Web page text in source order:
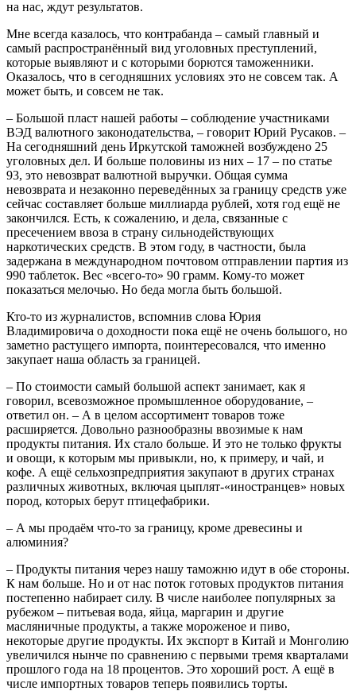
на нас, ждут результатов.
Мне всегда казалось, что контрабанда – самый главный и
самый распространённый вид уголовных преступлений,
которые выявляют и с которыми борются таможенники.
Оказалось, что в сегодняшних условиях это не совсем так. А
может быть, и совсем не так.
– Большой пласт нашей работы – соблюдение участниками
ВЭД валютного законодательства, – говорит Юрий Русаков. –
На сегодняшний день Иркутской таможней возбуждено 25
уголовных дел. И больше половины из них – 17 – по статье
93, это невозврат валютной выручки. Общая сумма
невозврата и незаконно переведённых за границу средств уже
сейчас составляет больше миллиарда рублей, хотя год ещё не
закончился. Есть, к сожалению, и дела, связанные с
пресечением ввоза в страну сильнодействующих
наркотических средств. В этом году, в частности, была
задержана в международном почтовом отправлении партия из
990 таблеток. Вес «всего-то» 90 грамм. Кому-то может
показаться мелочью. Но беда могла быть большой.
Кто-то из журналистов, вспомнив слова Юрия
Владимировича о доходности пока ещё не очень большого, но
заметно растущего импорта, поинтересовался, что именно
закупает наша область за границей.
– По стоимости самый большой аспект занимает, как я
говорил, всевозможное промышленное оборудование, –
ответил он. – А в целом ассортимент товаров тоже
расширяется. Довольно разнообразны ввозимые к нам
продукты питания. Их стало больше. И это не только фрукты
и овощи, к которым мы привыкли, но, к примеру, и чай, и
кофе. А ещё сельхозпредприятия закупают в других странах
различных животных, включая цыплят-«иностранцев» новых
пород, которых берут птицефабрики.
– А мы продаём что-то за границу, кроме древесины и
алюминия?
– Продукты питания через нашу таможню идут в обе стороны.
К нам больше. Но и от нас поток готовых продуктов питания
постепенно набирает силу. В числе наиболее популярных за
рубежом – питьевая вода, яйца, маргарин и другие
масляничные продукты, а также мороженое и пиво,
некоторые другие продукты. Их экспорт в Китай и Монголию
увеличился нынче по сравнению с первыми тремя кварталами
прошлого года на 18 процентов. Это хороший рост. А ещё в
числе импортных товаров теперь появились торты.